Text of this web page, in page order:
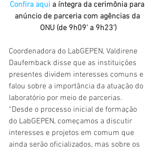
Confira aqui a íntegra da cerimônia para
anúncio de parceria com agências da
ONU (de 9h09' a 9h23')
Coordenadora do LabGEPEN, Valdirene
Daufemback disse que as instituições
presentes dividem interesses comuns e
falou sobre a importância da atuação do
laboratório por meio de parcerias.
“Desde o processo inicial de formação
do LabGEPEN, começamos a discutir
interesses e projetos em comum que
ainda serão oficializados, mas sobre os